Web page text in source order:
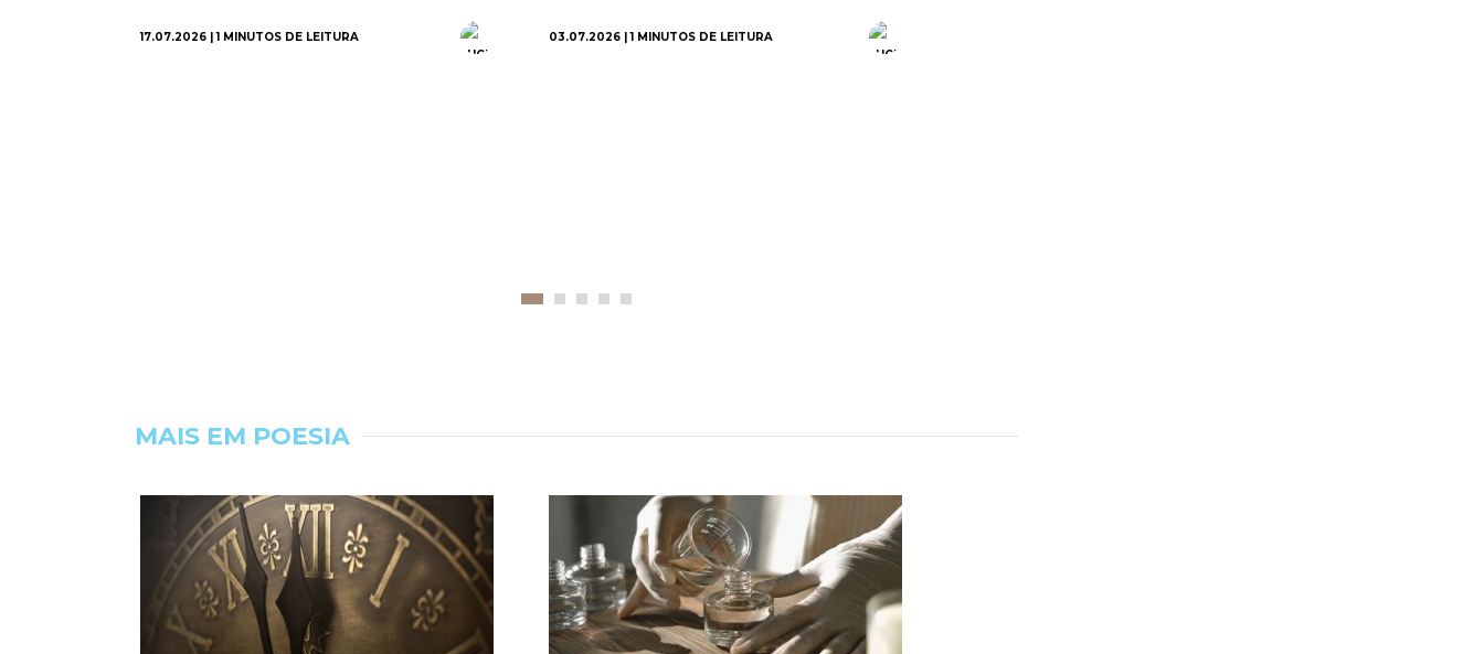
17.07.2026 | 1 MINUTOS DE LEITURA 03.07.2026 | 1 MINUTOS DE LEITURA
MAIS EM POESIA